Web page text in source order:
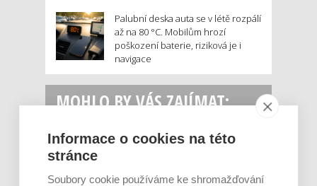
Palubní deska auta se v létě rozpálí
až na 80 °C. Mobilům hrozí
poškození baterie, riziková je i
navigace
MOHLO BY VÁS ZAJÍMAT:
Informace o cookies na této
stránce
Soubory cookie používáme ke shromažďování